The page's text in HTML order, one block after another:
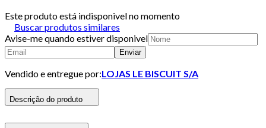
Este produto está indisponivel no momento
Buscar produtos similares
Avise-me quando estiver disponivel
Enviar
Vendido e entregue por:LOJAS LE BISCUIT S/A
Descrição do produto